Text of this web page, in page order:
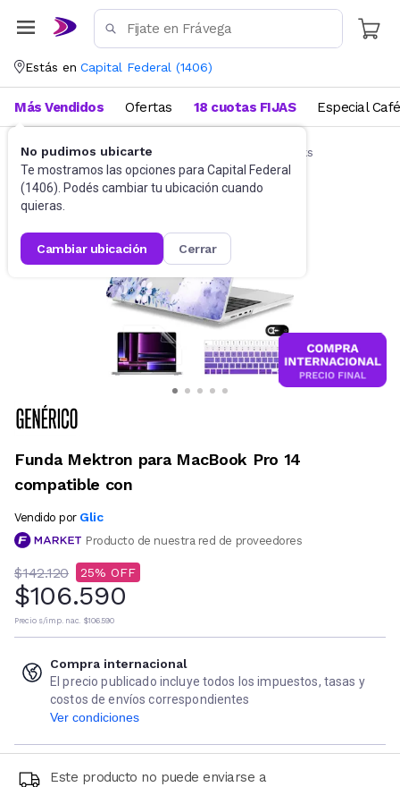
Estás en Capital Federal (1406)
No pudimos ubicarte
Te mostramos las opciones para Capital Federal
(1406). Podés cambiar tu ubicación cuando
quieras.
cambiar ubicación cerrar
Más Vendidos Ofertas 18 cuotas FIJAS Especial Café
Accesorios de Informática Funda Notebooks
Funda Mektron para MacBook Pro 14
compatible con
Vendido por Glic
Producto de nuestra red de proveedores
$142.120 25
$106.590
Precio s/imp. nac. $106.590
Compra internacional
El precio publicado incluye todos los impuestos, tasas y
costos de envíos correspondientes
Ver condiciones
Este producto no puede enviarse a